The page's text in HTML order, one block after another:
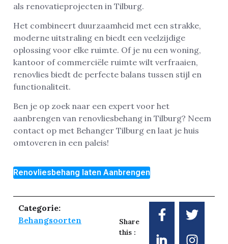
als renovatieprojecten in Tilburg.
Het combineert duurzaamheid met een strakke,
moderne uitstraling en biedt een veelzijdige
oplossing voor elke ruimte. Of je nu een woning,
kantoor of commerciële ruimte wilt verfraaien,
renovlies biedt de perfecte balans tussen stijl en
functionaliteit.
Ben je op zoek naar een expert voor het
aanbrengen van renovliesbehang in Tilburg? Neem
contact op met Behanger Tilburg en laat je huis
omtoveren in een paleis!
Renovliesbehang laten Aanbrengen
Categorie:
Behangsoorten
Share
this :